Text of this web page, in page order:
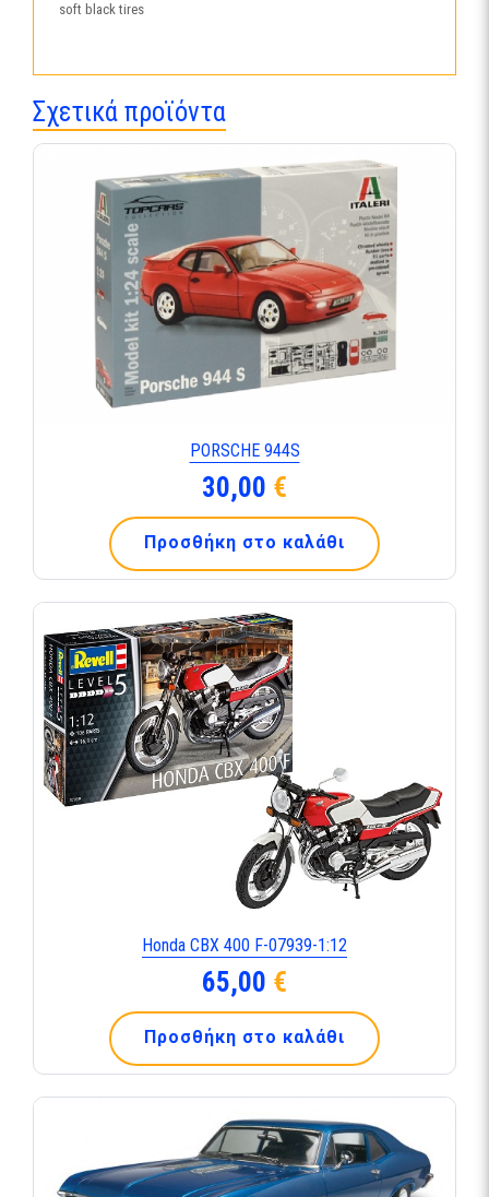
soft black tires
Σχετικά προϊόντα
PORSCHE 944S
30,00 €
Προσθήκη στο καλάθι
Honda CBX 400 F-07939-1:12
65,00 €
Προσθήκη στο καλάθι